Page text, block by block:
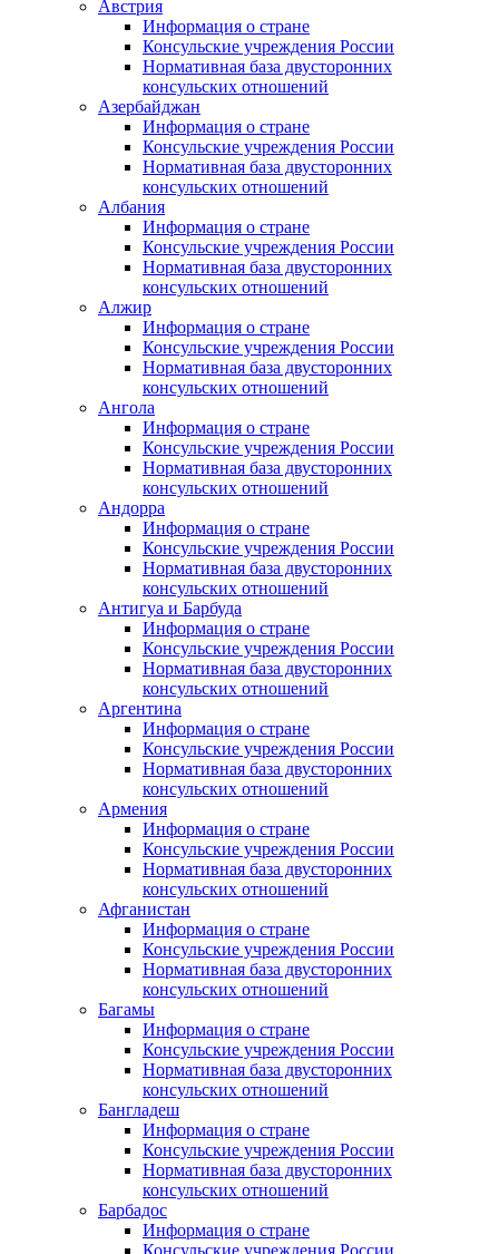
Австрия
Информация о стране
Консульские учреждения России
Нормативная база двусторонних
консульских отношений
Азербайджан
Информация о стране
Консульские учреждения России
Нормативная база двусторонних
консульских отношений
Албания
Информация о стране
Консульские учреждения России
Нормативная база двусторонних
консульских отношений
Алжир
Информация о стране
Консульские учреждения России
Нормативная база двусторонних
консульских отношений
Ангола
Информация о стране
Консульские учреждения России
Нормативная база двусторонних
консульских отношений
Андорра
Информация о стране
Консульские учреждения России
Нормативная база двусторонних
консульских отношений
Антигуа и Барбуда
Информация о стране
Консульские учреждения России
Нормативная база двусторонних
консульских отношений
Аргентина
Информация о стране
Консульские учреждения России
Нормативная база двусторонних
консульских отношений
Армения
Информация о стране
Консульские учреждения России
Нормативная база двусторонних
консульских отношений
Афганистан
Информация о стране
Консульские учреждения России
Нормативная база двусторонних
консульских отношений
Багамы
Информация о стране
Консульские учреждения России
Нормативная база двусторонних
консульских отношений
Бангладеш
Информация о стране
Консульские учреждения России
Нормативная база двусторонних
консульских отношений
Барбадос
Информация о стране
Консульские учреждения России